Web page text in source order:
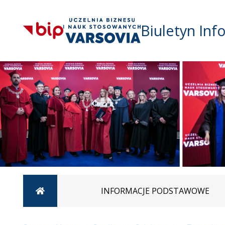
Biuletyn
Strona główna INFORMACJE PODSTAWOWE